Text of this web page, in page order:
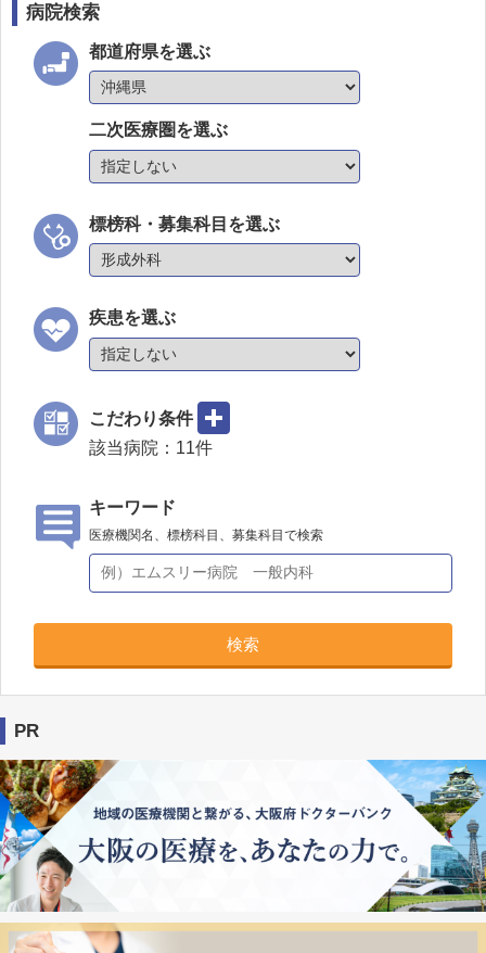
病院検索
都道府県を選ぶ
二次医療圏を選ぶ
標榜科・募集科目を選ぶ
疾患を選ぶ
こだわり条件
該当病院： 11件
キーワード
医療機関名、標榜科目、募集科目で検索
検索
PR